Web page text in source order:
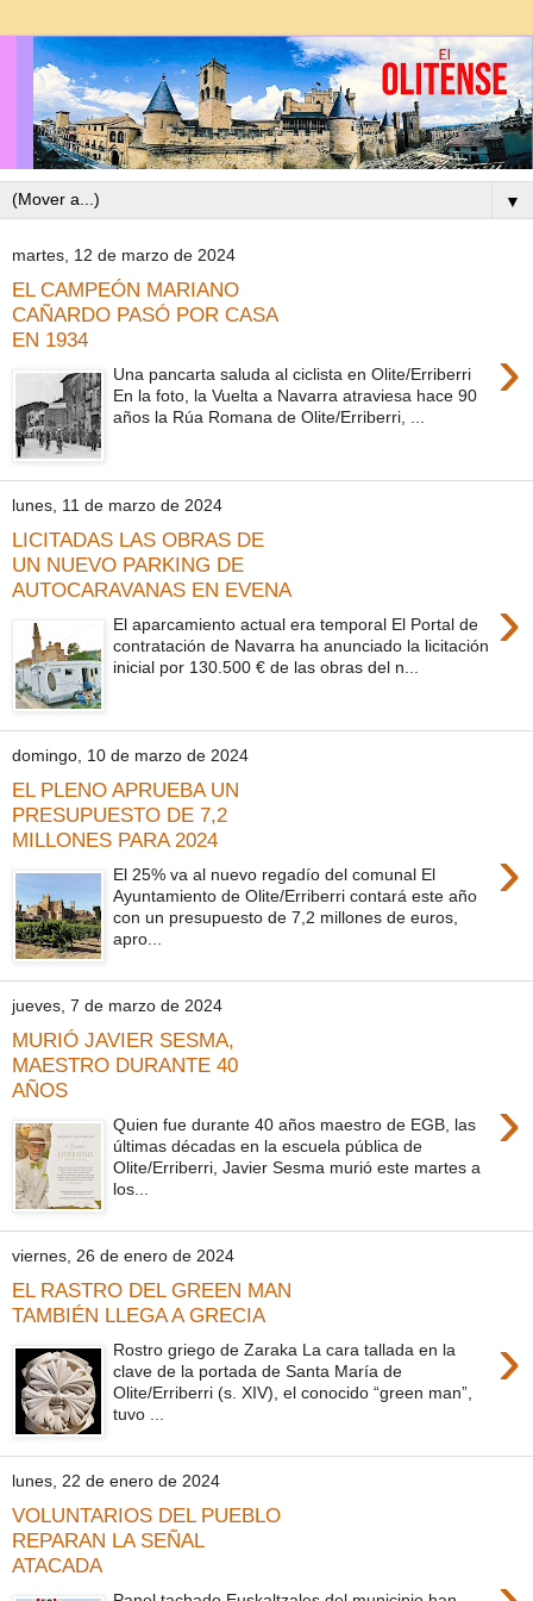
▼
martes, 12 de marzo de 2024
EL CAMPEÓN MARIANO
CAÑARDO PASÓ POR CASA
EN 1934
›
Una pancarta saluda al ciclista en Olite/Erriberri
En la foto, la Vuelta a Navarra atraviesa hace 90
años la Rúa Romana de Olite/Erriberri, ...
lunes, 11 de marzo de 2024
LICITADAS LAS OBRAS DE
UN NUEVO PARKING DE
AUTOCARAVANAS EN EVENA
›
El aparcamiento actual era temporal El Portal de
contratación de Navarra ha anunciado la licitación
inicial por 130.500 € de las obras del n...
domingo, 10 de marzo de 2024
EL PLENO APRUEBA UN
PRESUPUESTO DE 7,2
MILLONES PARA 2024
›
El 25% va al nuevo regadío del comunal El
Ayuntamiento de Olite/Erriberri contará este año
con un presupuesto de 7,2 millones de euros,
apro...
jueves, 7 de marzo de 2024
MURIÓ JAVIER SESMA,
MAESTRO DURANTE 40
AÑOS
›
Quien fue durante 40 años maestro de EGB, las
últimas décadas en la escuela pública de
Olite/Erriberri, Javier Sesma murió este martes a
los...
viernes, 26 de enero de 2024
EL RASTRO DEL GREEN MAN
TAMBIÉN LLEGA A GRECIA
›
Rostro griego de Zaraka La cara tallada en la
clave de la portada de Santa María de
Olite/Erriberri (s. XIV), el conocido “green man”,
tuvo ...
lunes, 22 de enero de 2024
VOLUNTARIOS DEL PUEBLO
REPARAN LA SEÑAL
ATACADA